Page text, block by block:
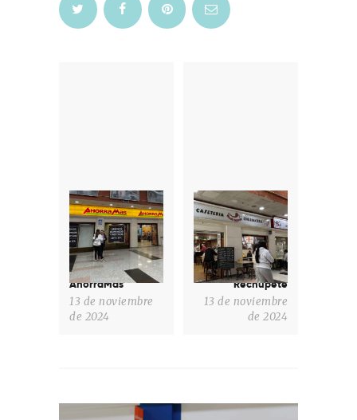
Previous
post:
AhorraMas
13 de noviembre
de 2024
Next
post:
Rechupete
13 de noviembre
de 2024